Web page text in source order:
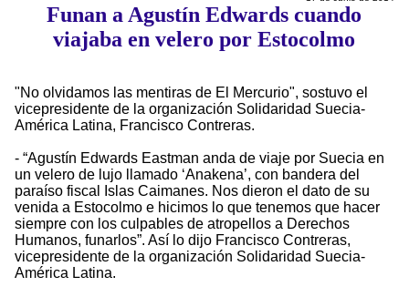
Funan a Agustín Edwards cuando
viajaba en velero por Estocolmo
"No olvidamos las mentiras de El Mercurio", sostuvo el
vicepresidente de la organización Solidaridad Suecia-
América Latina, Francisco Contreras.
- “Agustín Edwards Eastman anda de viaje por Suecia en
un velero de lujo llamado ‘Anakena’, con bandera del
paraíso fiscal Islas Caimanes. Nos dieron el dato de su
venida a Estocolmo e hicimos lo que tenemos que hacer
siempre con los culpables de atropellos a Derechos
Humanos, funarlos”. Así lo dijo Francisco Contreras,
vicepresidente de la organización Solidaridad Suecia-
América Latina.